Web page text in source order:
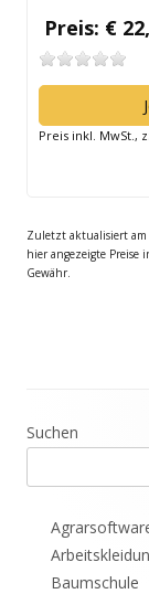
Preis: €
Preis inkl. MwSt.,
Zuletzt aktualisiert am
hier angezeigte Preise
Gewähr.
Haupt-
Suchen
Baumschule